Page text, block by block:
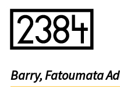
Barry, Fatoumata